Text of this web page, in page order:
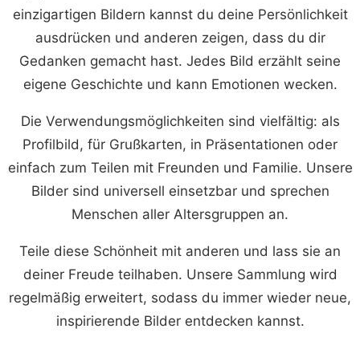
einzigartigen Bildern kannst du deine Persönlichkeit
ausdrücken und anderen zeigen, dass du dir
Gedanken gemacht hast. Jedes Bild erzählt seine
eigene Geschichte und kann Emotionen wecken.
Die Verwendungsmöglichkeiten sind vielfältig: als
Profilbild, für Grußkarten, in Präsentationen oder
einfach zum Teilen mit Freunden und Familie. Unsere
Bilder sind universell einsetzbar und sprechen
Menschen aller Altersgruppen an.
Teile diese Schönheit mit anderen und lass sie an
deiner Freude teilhaben. Unsere Sammlung wird
regelmäßig erweitert, sodass du immer wieder neue,
inspirierende Bilder entdecken kannst.